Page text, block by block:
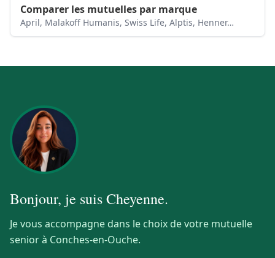
Comparer les mutuelles par marque
April, Malakoff Humanis, Swiss Life, Alptis, Henner…
Bonjour, je suisCheyenne.
Je vous accompagne dans le choix de votre mutuelle
senior à Conches-en-Ouche.